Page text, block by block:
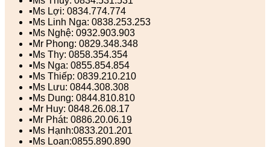
▪️Ms Lợi: 0834.774.774
▪️Ms Linh Nga: 0838.253.253
▪️Ms Nghệ: 0932.903.903
▪️Mr Phong: 0829.348.348
▪️Ms Thy: 0858.354.354
▪️Ms Nga: 0855.854.854
▪️Ms Thiếp: 0839.210.210
▪️Ms Lưu: 0844.308.308
▪️Ms Dung: 0844.810.810
▪️Mr Huy: 0848.26.08.17
▪️Mr Phát: 0886.20.06.19
▪️Ms Hạnh:0833.201.201
▪️Ms Loan:0855.890.890